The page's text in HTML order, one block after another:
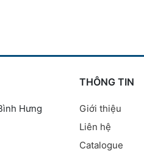
Hưng
THÔNG TIN
Giới thiệu
Liên hệ
Catalogue